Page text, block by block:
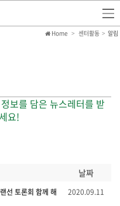
Home 센터활동 알림
보를 담은 뉴스레터를 받
요!
날짜
선 토론회 함께 해
2020.09.11